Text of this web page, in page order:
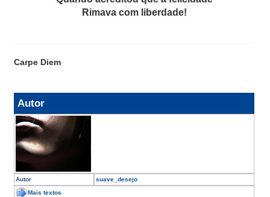
Rimava com liberdade!
Carpe Diem
Autor
Autor suave_desejo
Mais textos